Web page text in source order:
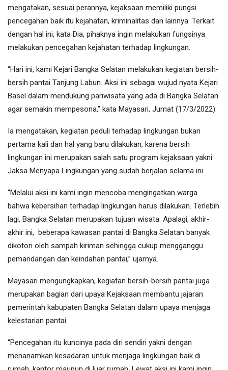
mengatakan, sesuai perannya, kejaksaan memiliki pungsi
pencegahan baik itu kejahatan, kriminalitas dan lainnya. Terkait
dengan hal ini, kata Dia, pihaknya ingin melakukan fungsinya
melakukan pencegahan kejahatan terhadap lingkungan.
“Hari ini, kami Kejari Bangka Selatan melakukan kegiatan bersih-
bersih pantai Tanjung Labun. Aksi ini sebagai wujud nyata Kejari
Basel dalam mendukung pariwisata yang ada di Bangka Selatan
agar semakin mempesona,” kata Mayasari, Jumat (17/3/2022).
Ia mengatakan, kegiatan peduli terhadap lingkungan bukan
pertama kali dan hal yang baru dilakukan, karena bersih
lingkungan ini merupakan salah satu program kejaksaan yakni
Jaksa Menyapa Lingkungan yang sudah berjalan selama ini.
“Melalui aksi ini kami ingin mencoba mengingatkan warga
bahwa kebersihan terhadap lingkungan harus dilakukan. Terlebih
lagi, Bangka Selatan merupakan tujuan wisata. Apalagi, akhir-
akhir ini, beberapa kawasan pantai di Bangka Selatan banyak
dikotori oleh sampah kiriman sehingga cukup mengganggu
pemandangan dan keindahan pantai,” ujarnya.
Mayasari mengungkapkan, kegiatan bersih-bersih pantai juga
merupakan bagian dari upaya Kejaksaan membantu jajaran
pemerintah kabupaten Bangka Selatan dalam upaya menjaga
kelestarian pantai.
“Pencegahan itu kuncinya pada diri sendiri yakni dengan
menanamkan kesadaran untuk menjaga lingkungan baik di